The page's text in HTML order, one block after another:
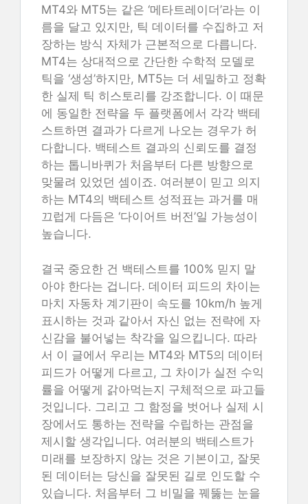
MT4와 MT5는 같은 ‘메타트레이더’라는 이
름을 달고 있지만, 틱 데이터를 수집하고 저
장하는 방식 자체가 근본적으로 다릅니다.
MT4는 상대적으로 간단한 수학적 모델로
틱을 ‘생성’하지만, MT5는 더 세밀하고 정확
한 실제 틱 히스토리를 강조합니다. 이 때문
에 동일한 전략을 두 플랫폼에서 각각 백테
스트하면 결과가 다르게 나오는 경우가 허
다합니다. 백테스트 결과의 신뢰도를 결정
하는 톱니바퀴가 처음부터 다른 방향으로
맞물려 있었던 셈이죠. 여러분이 믿고 의지
하는 MT4의 백테스트 성적표는 과거를 매
끄럽게 다듬은 ‘다이어트 버전’일 가능성이
높습니다.
결국 중요한 건 백테스트를 100% 믿지 말
아야 한다는 겁니다. 데이터 피드의 차이는
마치 자동차 계기판이 속도를 10km/h 높게
표시하는 것과 같아서 자신 없는 전략에 자
신감을 불어넣는 착각을 일으킵니다. 따라
서 이 글에서 우리는 MT4와 MT5의 데이터
피드가 어떻게 다르고, 그 차이가 실전 수익
률을 어떻게 갉아먹는지 구체적으로 파고들
것입니다. 그리고 그 함정을 벗어나 실제 시
장에서도 통하는 전략을 수립하는 관점을
제시할 생각입니다. 여러분의 백테스트가
미래를 보장하지 않는 것은 기본이고, 잘못
된 데이터는 당신을 잘못된 길로 인도할 수
있습니다. 처음부터 그 비밀을 꿰뚫는 눈을